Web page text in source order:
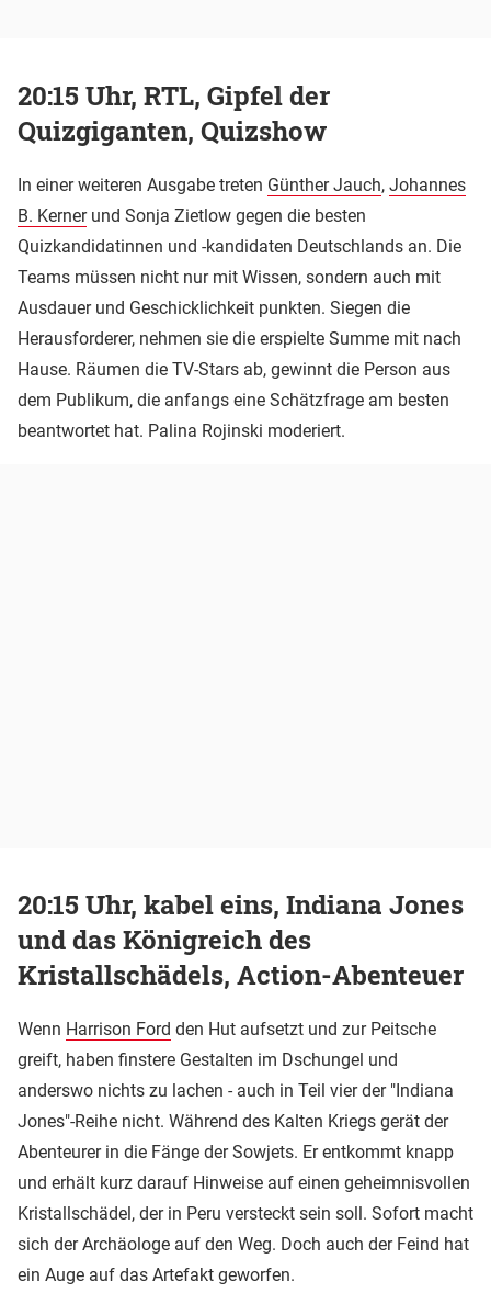
20:15 Uhr, RTL, Gipfel der
Quizgiganten, Quizshow
In einer weiteren Ausgabe treten Günther Jauch, Johannes
B. Kernerund Sonja Zietlow gegen die besten
Quizkandidatinnen und -kandidaten Deutschlands an. Die
Teams müssen nicht nur mit Wissen, sondern auch mit
Ausdauer und Geschicklichkeit punkten. Siegen die
Herausforderer, nehmen sie die erspielte Summe mit nach
Hause. Räumen die TV-Stars ab, gewinnt die Person aus
dem Publikum, die anfangs eine Schätzfrage am besten
beantwortet hat. Palina Rojinski moderiert.
20:15 Uhr, kabel eins, Indiana Jones
und das Königreich des
Kristallschädels, Action-Abenteuer
Wenn Harrison Ford den Hut aufsetzt und zur Peitsche
greift, haben finstere Gestalten im Dschungel und
anderswo nichts zu lachen - auch in Teil vier der "Indiana
Jones"-Reihe nicht. Während des Kalten Kriegs gerät der
Abenteurer in die Fänge der Sowjets. Er entkommt knapp
und erhält kurz darauf Hinweise auf einen geheimnisvollen
Kristallschädel, der in Peru versteckt sein soll. Sofort macht
sich der Archäologe auf den Weg. Doch auch der Feind hat
ein Auge auf das Artefakt geworfen.